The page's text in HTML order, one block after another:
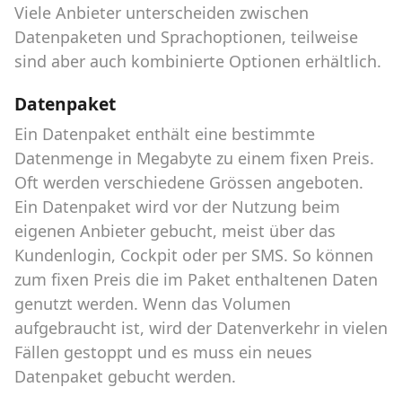
Viele Anbieter unterscheiden zwischen
Datenpaketen und Sprachoptionen, teilweise
sind aber auch kombinierte Optionen erhältlich.
Datenpaket
Ein Datenpaket enthält eine bestimmte
Datenmenge in Megabyte zu einem fixen Preis.
Oft werden verschiedene Grössen angeboten.
Ein Datenpaket wird vor der Nutzung beim
eigenen Anbieter gebucht, meist über das
Kundenlogin, Cockpit oder per SMS. So können
zum fixen Preis die im Paket enthaltenen Daten
genutzt werden. Wenn das Volumen
aufgebraucht ist, wird der Datenverkehr in vielen
Fällen gestoppt und es muss ein neues
Datenpaket gebucht werden.